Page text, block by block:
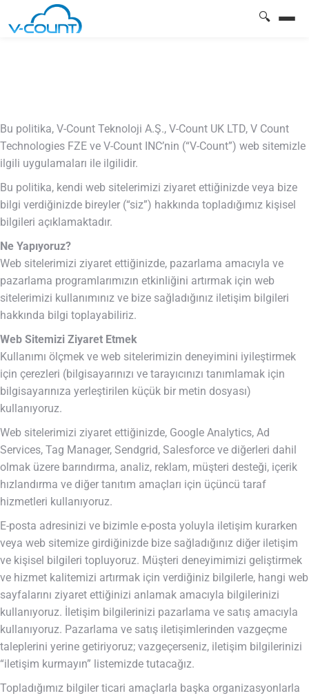
🔍
Bu politika, V-Count Teknoloji A.Ş., V-Count UK LTD, V Count
Technologies FZE ve V-Count INC’nin (“V-Count”) web sitemizle
ilgili uygulamaları ile ilgilidir.
Bu politika, kendi web sitelerimizi ziyaret ettiğinizde veya bize
bilgi verdiğinizde bireyler (“siz”) hakkında topladığımız kişisel
bilgileri açıklamaktadır.
Ne Yapıyoruz?
Web sitelerimizi ziyaret ettiğinizde, pazarlama amacıyla ve
pazarlama programlarımızın etkinliğini artırmak için web
sitelerimizi kullanımınız ve bize sağladığınız iletişim bilgileri
hakkında bilgi toplayabiliriz.
Web Sitemizi Ziyaret Etmek
Kullanımı ölçmek ve web sitelerimizin deneyimini iyileştirmek
için çerezleri (bilgisayarınızı ve tarayıcınızı tanımlamak için
bilgisayarınıza yerleştirilen küçük bir metin dosyası)
kullanıyoruz.
Web sitelerimizi ziyaret ettiğinizde, Google Analytics, Ad
Services, Tag Manager, Sendgrid, Salesforce ve diğerleri dahil
olmak üzere barındırma, analiz, reklam, müşteri desteği, içerik
hızlandırma ve diğer tanıtım amaçları için üçüncü taraf
hizmetleri kullanıyoruz.
E-posta adresinizi ve bizimle e-posta yoluyla iletişim kurarken
veya web sitemize girdiğinizde bize sağladığınız diğer iletişim
ve kişisel bilgileri topluyoruz. Müşteri deneyimimizi geliştirmek
ve hizmet kalitemizi artırmak için verdiğiniz bilgilerle, hangi web
sayfalarını ziyaret ettiğinizi anlamak amacıyla bilgilerinizi
kullanıyoruz. İletişim bilgilerinizi pazarlama ve satış amacıyla
kullanıyoruz. Pazarlama ve satış iletişimlerinden vazgeçme
taleplerini yerine getiriyoruz; vazgeçerseniz, iletişim bilgilerinizi
“iletişim kurmayın” listemizde tutacağız.
Topladığımız bilgiler ticari amaçlarla başka organizasyonlarla